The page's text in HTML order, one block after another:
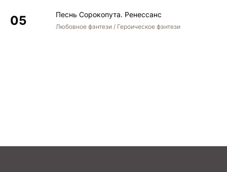
Песнь Сорокопута. Ренессанс
Любовное фэнтези / Героическое фэнтези